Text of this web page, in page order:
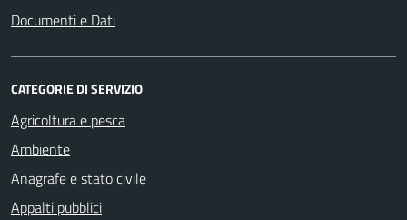
Documenti e Dati
CATEGORIE DI SERVIZIO
Agricoltura e pesca
Ambiente
Anagrafe e stato civile
Appalti pubblici